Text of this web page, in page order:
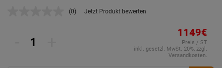
Kein
(0) Jetzt Produkt bewerten
1149€
Preis / ST
inkl. gesetzl. MwSt. 20%, zzgl.
Versandkosten.